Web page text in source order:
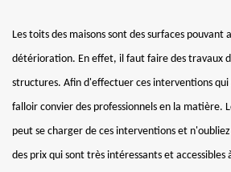
Les toits des maisons sont des surfaces pouvant
détérioration. En effet, il faut faire des travaux
structures. Afin d'effectuer ces interventions qui
falloir convier des professionnels en la matière.
peut se charger de ces interventions et
des prix qui sont très intéressants et accessibles